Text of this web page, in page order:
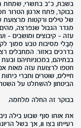
בבוקר, פתח ארגון הטרור
של טילים ורקטות מרצועת
מגדר הגבול שנפרצה, מהים
עזה – קיבוצים ומושבים –
מְבַלי מסיבות טבע סמוך
בדרכים באזור. המחבלים
בבתיהם, במכוניותיהם
חטפו לרצועת עזה מאות
חיילים, שוטרים וחברי
הביטחון להשתלט על
בבוקר זה החלה מלחמה.
את אותו סוף שבוע בילה
רעייתו בצו 8, אך